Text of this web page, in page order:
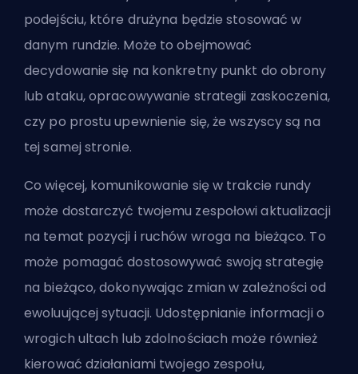
podejściu, które drużyna będzie stosować w
danym rundzie. Może to obejmować
decydowanie się na konkretny punkt do obrony
lub ataku, opracowywanie strategii zaskoczenia,
czy po prostu upewnienie się, że wszyscy są na
tej samej stronie.
Co więcej, komunikowanie się w trakcie rundy
może dostarczyć twojemu zespołowi aktualizacji
na temat pozycji i ruchów wroga na bieżąco. To
może pomagać dostosowywać swoją strategię
na bieżąco, dokonywając zmian w zależności od
ewoluującej sytuacji. Udostępnianie informacji o
wrogich ultach lub zdolnościach może również
kierować działaniami twojego zespołu,